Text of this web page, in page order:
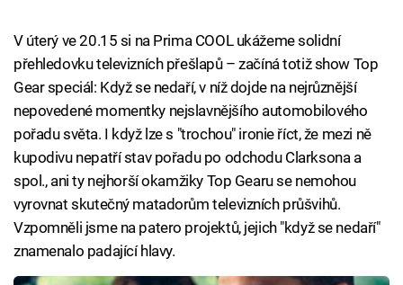
Přihlášení
Sledujte nás
V úterý ve 20.15 si na Prima COOL ukážeme solidní
přehledovku televizních přešlapů – začíná totiž show Top
Gear speciál: Když se nedaří, v níž dojde na nejrůznější
nepovedené momentky nejslavnějšího automobilového
pořadu světa. I když lze s "trochou" ironie říct, že mezi ně
kupodivu nepatří stav pořadu po odchodu Clarksona a
spol., ani ty nejhorší okamžiky Top Gearu se nemohou
vyrovnat skutečný matadorům televizních průšvihů.
Vzpomněli jsme na patero projektů, jejich "když se nedaří"
znamenalo padající hlavy.